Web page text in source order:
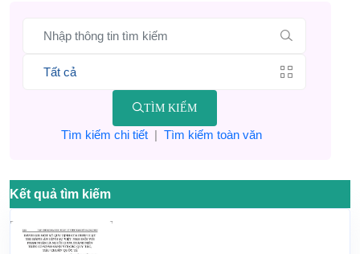
TÌM KIẾM
Tìm kiếm chi tiết| Tìm kiếm toàn văn
Kết quả tìm kiếm